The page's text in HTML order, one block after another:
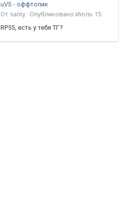
uVS - оффтопик
От santy · Опубликовано Июль 15
RP55, есть у тебя ТГ?